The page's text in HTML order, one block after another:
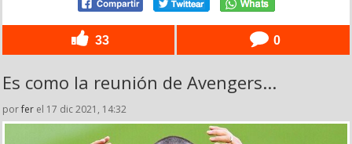
33 0
Es como la reunión de Avengers...
porfer el 17 dic 2021, 14:32